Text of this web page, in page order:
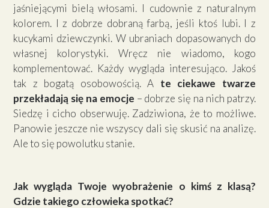
jaśniejącymi bielą włosami. I cudownie z naturalnym
kolorem. I z dobrze dobraną farbą, jeśli ktoś lubi. I z
kucykami dziewczynki. W ubraniach dopasowanych do
własnej kolorystyki. Wręcz nie wiadomo, kogo
komplementować. Każdy wygląda interesująco. Jakoś
tak z bogatą osobowością. A te ciekawe twarze
przekładają się na emocje – dobrze się na nich patrzy.
Siedzę i cicho obserwuję. Zadziwiona, że to możliwe.
Panowie jeszcze nie wszyscy dali się skusić na analizę.
Ale to się powolutku stanie.
Jak wygląda Twoje wyobrażenie o kimś z klasą?
Gdzie takiego człowieka spotkać?